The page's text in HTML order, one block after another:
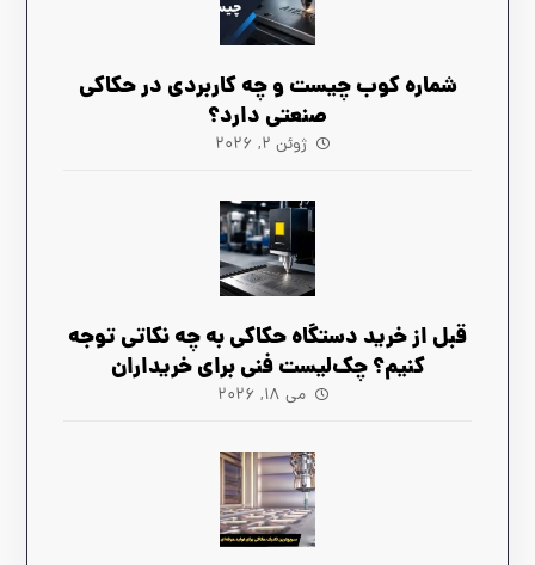
شماره کوب چیست و چه کاربردی در حکاکی
صنعتی دارد؟
ژوئن ۲, ۲۰۲۶
قبل از خرید دستگاه حکاکی به چه نکاتی توجه
کنیم؟ چک‌لیست فنی برای خریداران
می ۱۸, ۲۰۲۶